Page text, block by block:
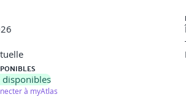
dossier client » et listent les éléments
disponibles
à myAtlas